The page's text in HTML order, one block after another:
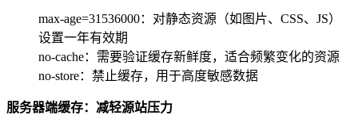
max-age=31536000：对静态资源（如图片、CSS、JS）
设置一年有效期
no-cache：需要验证缓存新鲜度，适合频繁变化的资源
no-store：禁止缓存，用于高度敏感数据
服务器端缓存：减轻源站压力